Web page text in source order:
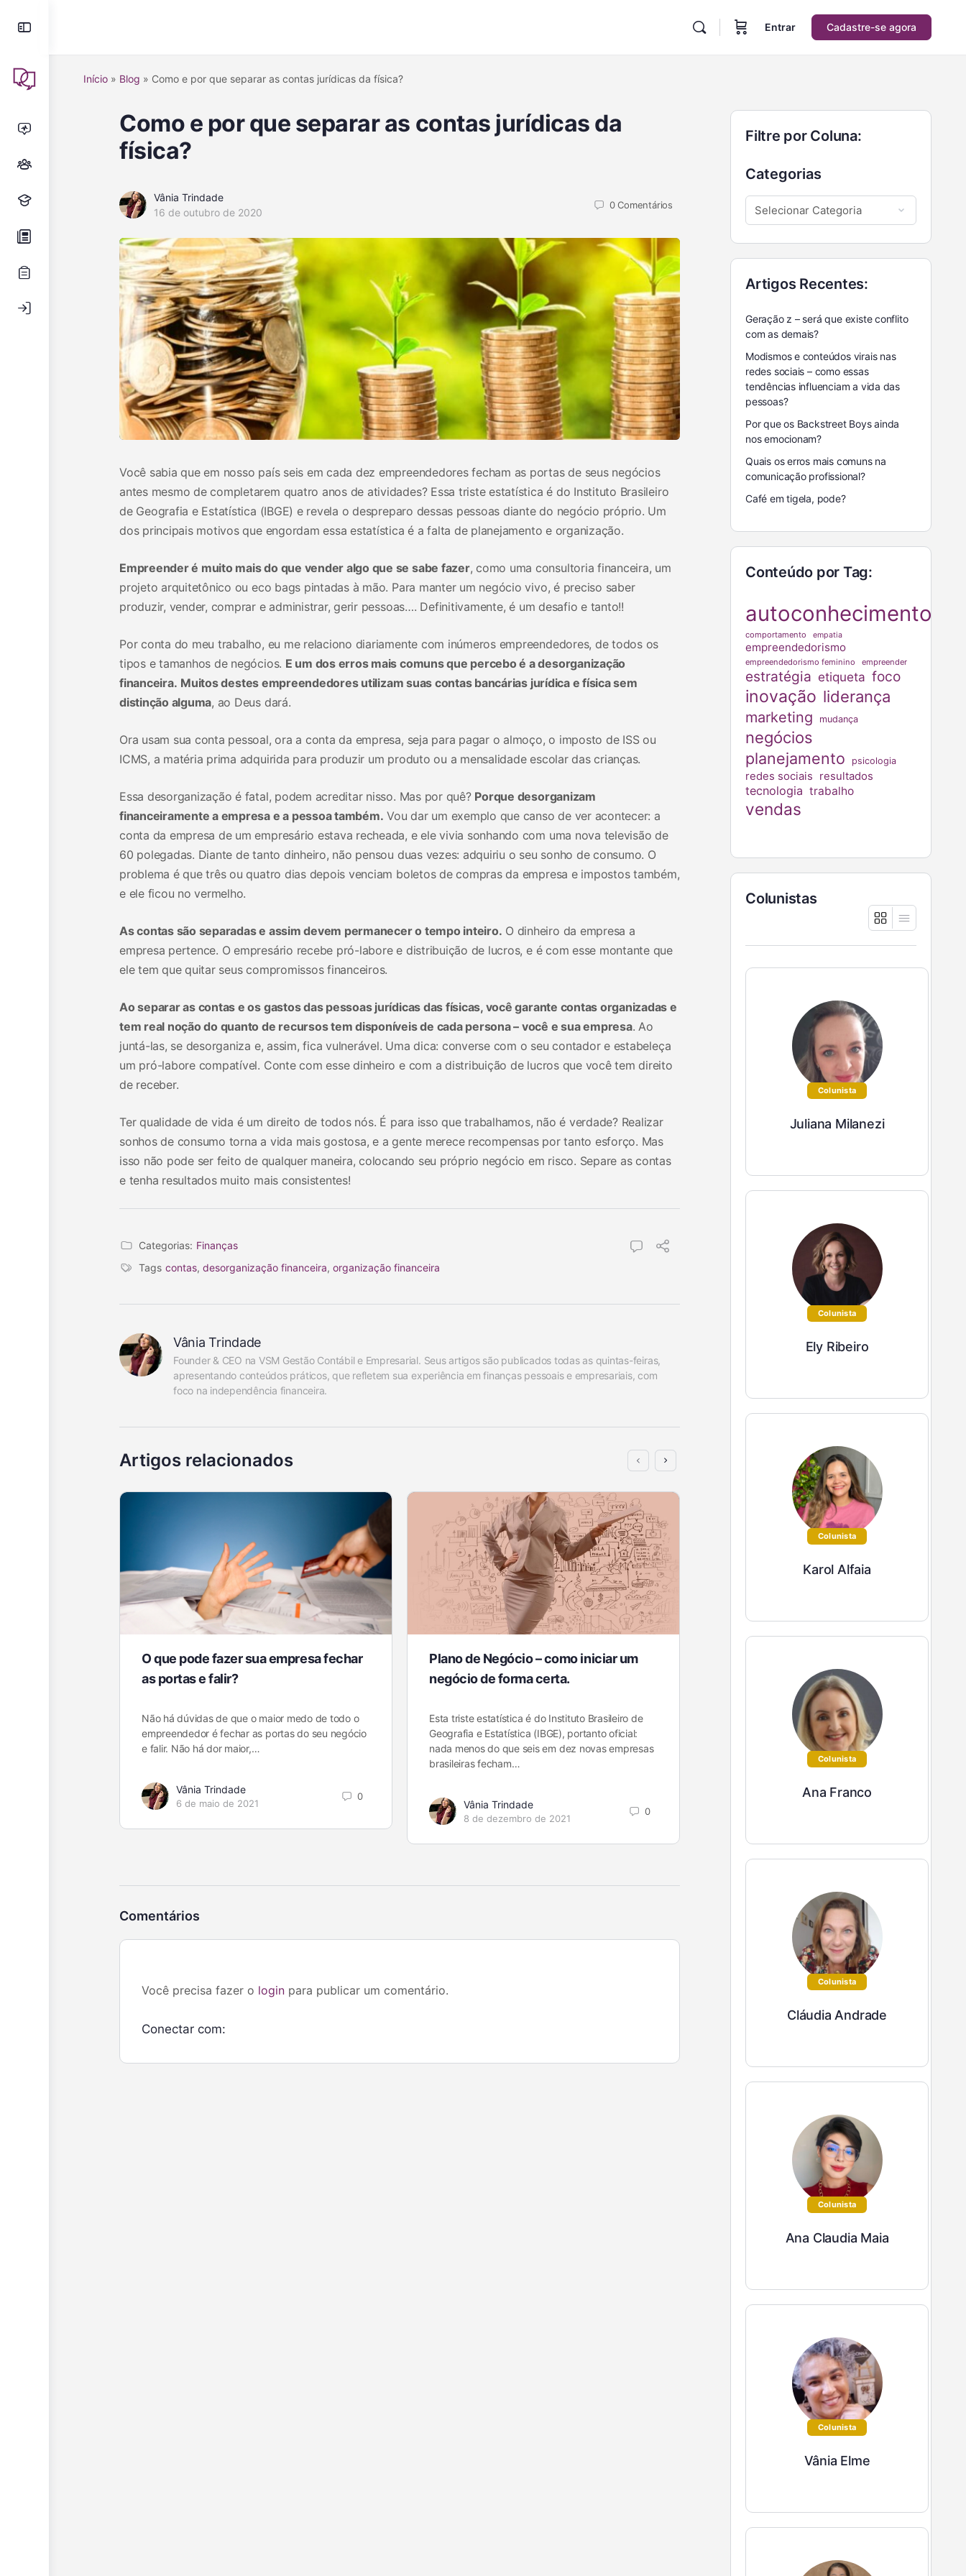
Entrar Cadastre-se agora
Início » Blog » Como e por que separar as contas jurídicas da física?
Como e por que separar as contas jurídicas da
física?
Vânia Trindade
16 de outubro de 2020
0Comentários
Você sabia que em nosso país seis em cada dez empreendedores fecham as portas de seus negócios
antes mesmo de completarem quatro anos de atividades? Essa triste estatística é do Instituto Brasileiro
de Geografia e Estatística (IBGE) e revela o despreparo dessas pessoas diante do negócio próprio. Um
dos principais motivos que engordam essa estatística é a falta de planejamento e organização.
Empreender é muito mais do que vender algo que se sabe fazer, como uma consultoria financeira, um
projeto arquitetônico ou eco bags pintadas à mão. Para manter um negócio vivo, é preciso saber
produzir, vender, comprar e administrar, gerir pessoas…. Definitivamente, é um desafio e tanto!!
Por conta do meu trabalho, eu me relaciono diariamente com inúmeros empreendedores, de todos os
tipos e tamanhos de negócios. E um dos erros mais comuns que percebo é a desorganização
financeira. Muitos destes empreendedores utilizam suas contas bancárias jurídica e física sem
distinção alguma, ao Deus dará.
Ora usam sua conta pessoal, ora a conta da empresa, seja para pagar o almoço, o imposto de ISS ou
ICMS, a matéria prima adquirida para produzir um produto ou a mensalidade escolar das crianças.
Essa desorganização é fatal, podem acreditar nisso. Mas por quê? Porque desorganizam
financeiramente a empresa e a pessoa também. Vou dar um exemplo que canso de ver acontecer: a
conta da empresa de um empresário estava recheada, e ele vivia sonhando com uma nova televisão de
60 polegadas. Diante de tanto dinheiro, não pensou duas vezes: adquiriu o seu sonho de consumo. O
problema é que três ou quatro dias depois venciam boletos de compras da empresa e impostos também,
e ele ficou no vermelho.
As contas são separadas e assim devem permanecer o tempo inteiro. O dinheiro da empresa a
empresa pertence. O empresário recebe pró-labore e distribuição de lucros, e é com esse montante que
ele tem que quitar seus compromissos financeiros.
Ao separar as contas e os gastos das pessoas jurídicas das físicas, você garante contas organizadas e
tem real noção do quanto de recursos tem disponíveis de cada persona – você e sua empresa. Ao
juntá-las, se desorganiza e, assim, fica vulnerável. Uma dica: converse com o seu contador e estabeleça
um pró-labore compatível. Conte com esse dinheiro e com a distribuição de lucros que você tem direito
de receber.
Ter qualidade de vida é um direito de todos nós. É para isso que trabalhamos, não é verdade? Realizar
sonhos de consumo torna a vida mais gostosa, e a gente merece recompensas por tanto esforço. Mas
isso não pode ser feito de qualquer maneira, colocando seu próprio negócio em risco. Separe as contas
e tenha resultados muito mais consistentes!
Categorias: Finanças
Tags contas, desorganização financeira, organização financeira
Vânia Trindade
Founder & CEO na VSM Gestão Contábil e Empresarial. Seus artigos são publicados todas as quintas-feiras,
apresentando conteúdos práticos, que refletem sua experiência em finanças pessoais e empresariais, com
foco na independência financeira.
Artigos relacionados
O que pode fazer sua empresa fechar
as portas e falir?
Não há dúvidas de que o maior medo de todo o
empreendedor é fechar as portas do seu negócio
e falir. Não há dor maior,…
Vânia Trindade
6 de maio de 2021
0
Plano de Negócio – como iniciar um
negócio de forma certa.
Esta triste estatística é do Instituto Brasileiro de
Geografia e Estatística (IBGE), portanto oficial:
nada menos do que seis em dez novas empresas
brasileiras fecham…
Vânia Trindade
8 de dezembro de 2021
0
ter gestão financeira
Você sabia que nada menos do que 60% das
empresas fecham suas portas antes mesmo de
completar quatro anos de atividades aqui no
Comentários
Você precisa fazer o login para publicar um comentário.
Conectar com:
Filtre por Coluna:
Categorias
Artigos Recentes:
Geração z – será que existe conflito
com as demais?
Modismos e conteúdos virais nas
redes sociais – como essas
tendências influenciam a vida das
pessoas?
Por que os Backstreet Boys ainda
nos emocionam?
Quais os erros mais comuns na
comunicação profissional?
Café em tigela, pode?
Conteúdo por Tag:
autoconhecimento
comportamento empatia
empreendedorismo
empreendedorismo feminino empreender
estratégia etiqueta foco
inovação liderança
marketing mudança
negócios
planejamento
psicologia
redes sociais resultados
tecnologia trabalho
vendas
Colunistas
Colunista
Juliana Milanezi
Colunista
Ely Ribeiro
Colunista
Karol Alfaia
Colunista
Ana Franco
Colunista
Cláudia Andrade
Colunista
Ana Claudia Maia
Colunista
Vânia Elme